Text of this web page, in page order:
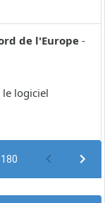
de l'Europe -
le logiciel